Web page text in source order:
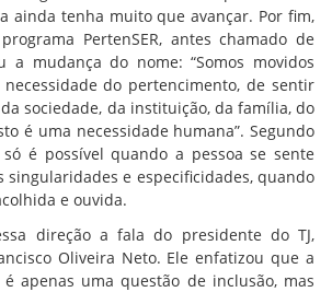
ainda tenha muito que avançar. Por fim,
PertenSER, antes chamado de
a mudança do nome: “Somos movidos
do pertencimento, de sentir
sociedade, da instituição, da família, do
é uma necessidade humana”. Segundo
só é possível quando a pessoa se sente
singularidades e especificidades, quando
e ouvida.
direção a fala do presidente do TJ,
Oliveira Neto. Ele enfatizou que a
apenas uma questão de inclusão, mas